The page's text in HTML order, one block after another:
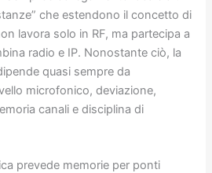
che estendono il concetto di
lavora solo in RF, ma partecipa a
radio e IP. Nonostante ciò, la
quasi sempre da
microfonico, deviazione,
canali e disciplina di
prevede memorie per ponti